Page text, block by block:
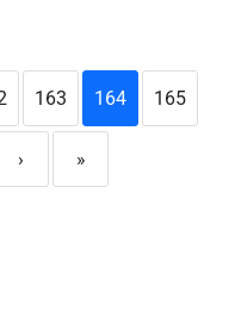
163 164 165
› »